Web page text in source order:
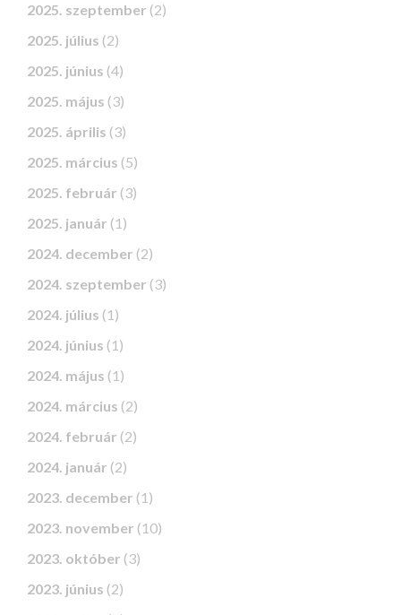
2025. szeptember (2)
2025. július (2)
2025. június (4)
2025. május (3)
2025. április (3)
2025. március (5)
2025. február (3)
2025. január (1)
2024. december (2)
2024. szeptember (3)
2024. július (1)
2024. június (1)
2024. május (1)
2024. március (2)
2024. február (2)
2024. január (2)
2023. december (1)
2023. november (10)
2023. október (3)
2023. június (2)